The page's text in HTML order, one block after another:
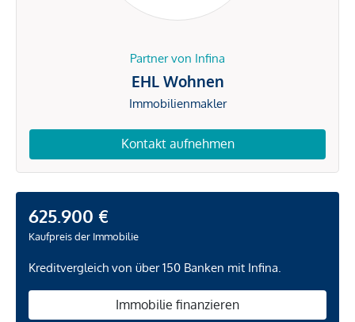
Partner von Infina
EHL Wohnen
Immobilienmakler
Kontakt aufnehmen
625.900 €
Kaufpreis der Immobilie
Kreditvergleich von über 150 Banken mit Infina.
Immobilie finanzieren